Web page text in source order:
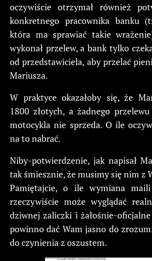
oczywiście otrzymał również
konkretnego pracownika banku
która ma sprawiać takie
wykonał przelew, a bank tylko
od przedstawiciela, aby przelać
Mariusza.
W praktyce okazałoby się, że
1800 złotych, a żadnego
motocykla nie sprzeda. O ile
na to nabrać.
Niby-potwierdzenie, jak napisał
tak śmiesznie, że musimy się nim z
Pamiętajcie, o ile wymiana
rzeczywiście może wyglądać
dziwnej zaliczki i żałośnie-
powinno dać Wam jasno do
do czynienia z oszustem.